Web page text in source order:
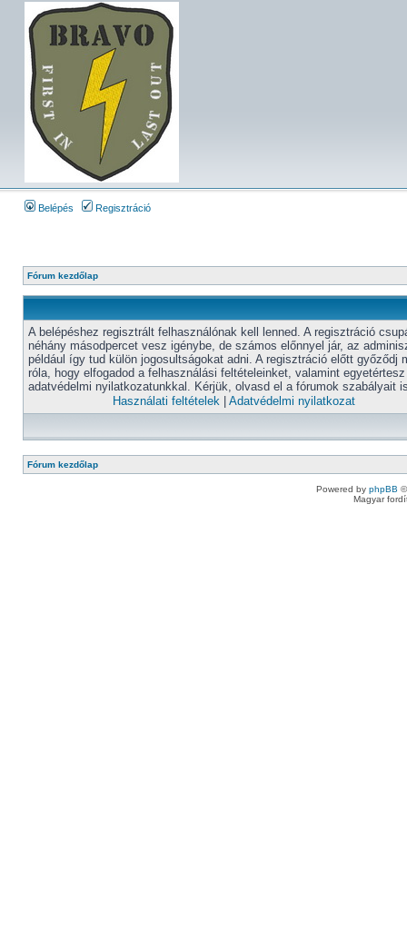
Belépés Regisztráció
Fórum kezdőlap
A belépéshez regisztrált felhasználónak kell lenned. A regisztráció
néhány másodpercet vesz igénybe, de számos előnnyel jár, az
például így tud külön jogosultságokat adni. A regisztráció előtt győződj
róla, hogy elfogadod a felhasználási feltételeinket, valamint
adatvédelmi nyilatkozatunkkal. Kérjük, olvasd el a fórumok szabályait
Használati feltételek
Adatvédelmi nyilatkozat
Fórum kezdőlap
Powered by phpBB
Magyar